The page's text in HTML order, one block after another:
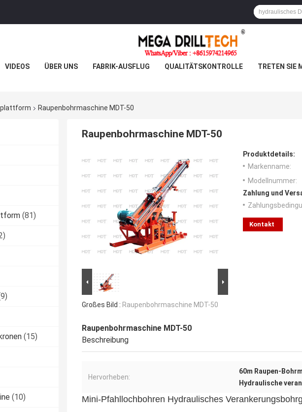
VIDEOS ÜBER UNS FABRIK-AUSFLUG QUALITÄTSKONTROLLE TRETEN SIE
Raupenbohrmaschine MDT-50
(81)
(15)
(10)
Raupenbohrmaschine MDT-50
Großes Bild : Raupenbohrmaschine MDT-50
Produktdetails:
Markenname:
Modellnummer:
Zahlung und
Kontakt
Raupenbohrmaschine MDT-50
Beschreibung
Hervorheben:
60m Raupen-
Hydraulische
Mini-Pfahllochbohren Hydraulisches